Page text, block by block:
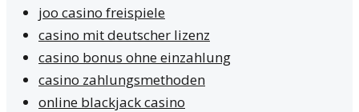
joo casino freispiele
casino mit deutscher lizenz
casino bonus ohne einzahlung
casino zahlungsmethoden
online blackjack casino